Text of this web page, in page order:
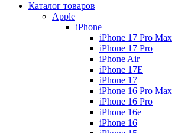
Каталог товаров
Apple
iPhone
iPhone 17 Pro Max
iPhone 17 Pro
iPhone Air
iPhone 17E
iPhone 17
iPhone 16 Pro Max
iPhone 16 Pro
iPhone 16e
iPhone 16